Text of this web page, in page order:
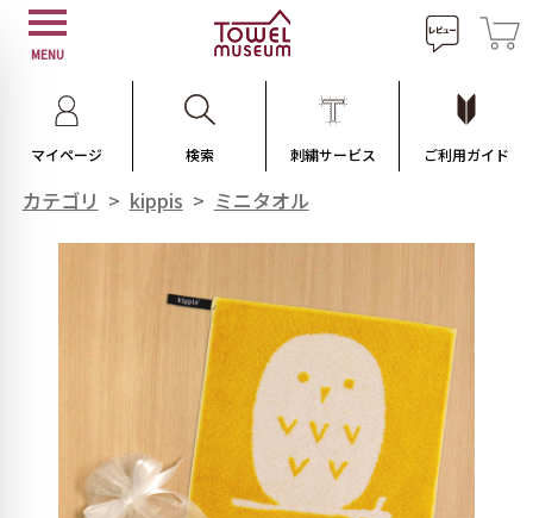
MENU
マイページ 検索 刺繍サービス ご利用ガイド
カテゴリ > kippis > ミニタオル